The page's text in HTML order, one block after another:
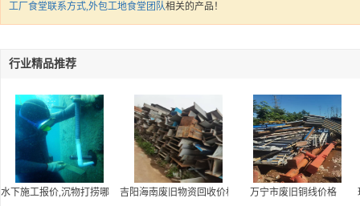
工厂食堂联系方式,外包工地食堂团队相关的产品！
行业精品推荐
水下施工报价,沉物打捞哪家好吉阳海南废旧物资回收价格 万宁市废旧铜线价格